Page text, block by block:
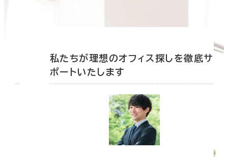
私たちが理想のオフィス探しを徹底サ
ポートいたします